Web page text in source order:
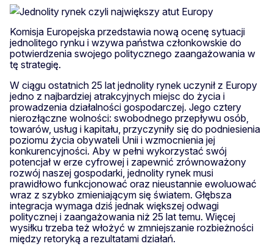
Komisja Europejska przedstawia nową ocenę sytuacji
jednolitego rynku i wzywa państwa członkowskie do
potwierdzenia swojego politycznego zaangażowania w
tę strategię.
W ciągu ostatnich 25 lat jednolity rynek uczynił z Europy
jedno z najbardziej atrakcyjnych miejsc do życia i
prowadzenia działalności gospodarczej. Jego cztery
nierozłączne wolności: swobodnego przepływu osób,
towarów, usług i kapitału, przyczyniły się do podniesienia
poziomu życia obywateli Unii i wzmocnienia jej
konkurencyjności. Aby w pełni wykorzystać swój
potencjał w erze cyfrowej i zapewnić zrównoważony
rozwój naszej gospodarki, jednolity rynek musi
prawidłowo funkcjonować oraz nieustannie ewoluować
wraz z szybko zmieniającym się światem. Głębsza
integracja wymaga dziś jednak większej odwagi
politycznej i zaangażowania niż 25 lat temu. Więcej
wysiłku trzeba też włożyć w zmniejszanie rozbieżności
między retoryką a rezultatami działań.